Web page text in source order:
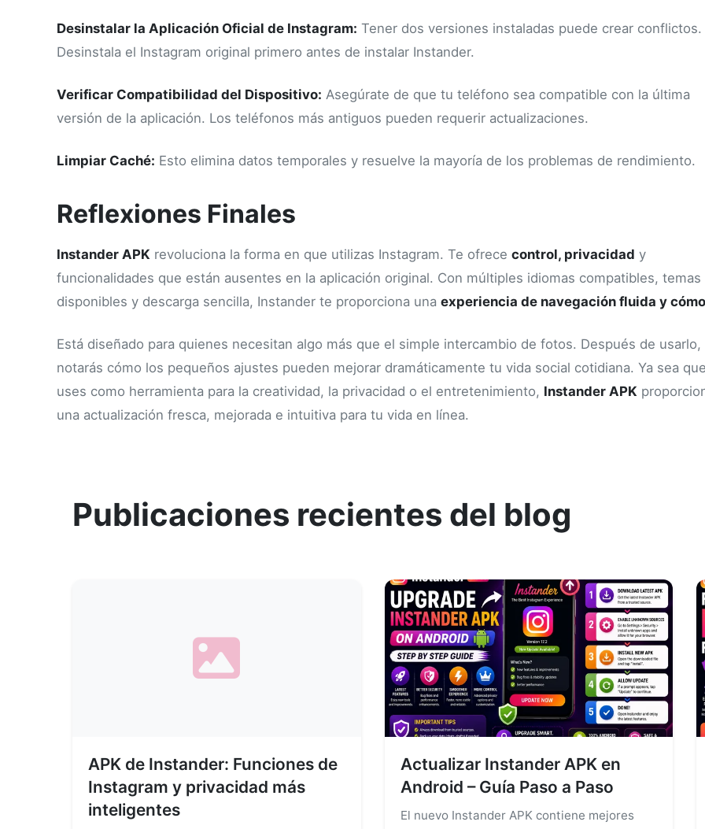
Desinstalar la Aplicación Oficial de Instagram: Tener dos versiones instaladas puede crear conflictos.
Desinstala el Instagram original primero antes de instalar Instander.
Verificar Compatibilidad del Dispositivo: Asegúrate de que tu teléfono sea compatible con la última
versión de la aplicación. Los teléfonos más antiguos pueden requerir actualizaciones.
Limpiar Caché: Esto elimina datos temporales y resuelve la mayoría de los problemas de rendimiento.
Reflexiones Finales
Instander APK revoluciona la forma en que utilizas Instagram. Te ofrece control, privacidad y
funcionalidades que están ausentes en la aplicación original. Con múltiples idiomas compatibles, temas
disponibles y descarga sencilla, Instander te proporciona una experiencia de navegación fluida y
Está diseñado para quienes necesitan algo más que el simple intercambio de fotos. Después de usarlo,
notarás cómo los pequeños ajustes pueden mejorar dramáticamente tu vida social cotidiana. Ya sea
uses como herramienta para la creatividad, la privacidad o el entretenimiento, Instander APK
una actualización fresca, mejorada e intuitiva para tu vida en línea.
Publicaciones recientes del blog
APK de Instander: Funciones de
Instagram y privacidad más
inteligentes
Actualizar Instander APK en
Android – Guía Paso a Paso
El nuevo Instander APK contiene mejores